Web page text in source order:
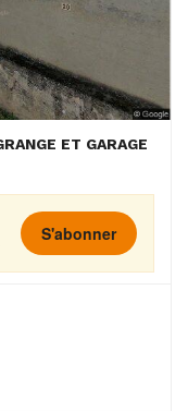
ET GARAGE
S'abonner